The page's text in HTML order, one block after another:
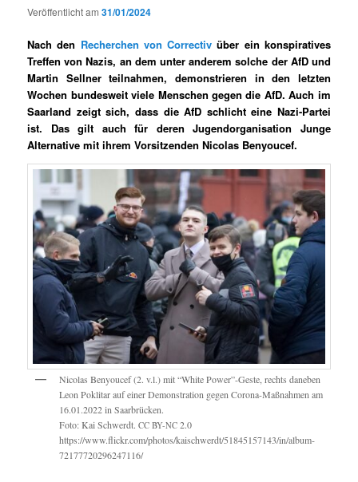
Veröffentlicht am31/01/2024
Nach den Recherchen von Correctiv über ein konspiratives
Treffen von Nazis, an dem unter anderem solche der AfD und
Martin Sellner teilnahmen, demonstrieren in den letzten
Wochen bundesweit viele Menschen gegen die AfD. Auch im
Saarland zeigt sich, dass die AfD schlicht eine Nazi-Partei
ist. Das gilt auch für deren Jugendorganisation Junge
Alternative mit ihrem Vorsitzenden Nicolas Benyoucef.
Nico­las Beny­oucef (2. v.l.) mit “White Power”-Geste, rechts daneben
Leon Pok­l­i­tar auf ein­er Demon­stra­tion gegen Coro­na-Maß­nah­men am
16.01.2022 in Saar­brück­en.
Foto: Kai Schw­erdt.CC BY-NC 2.0
https://www.flickr.com/photos/kaischwerdt/51845157143/in/album-
72177720296247116/